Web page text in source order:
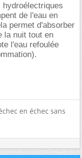
de l'eau en
permet d'absorber
la nuit tout en
l'eau refoulée
en échec sans